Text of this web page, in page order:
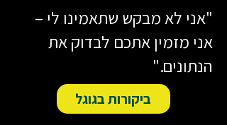
"אני לא מבקש שתאמינו לי –
אני מזמין אתכם לבדוק את
הנתונים."
ביקורות בגוגל